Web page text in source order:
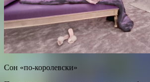
Сон «по-королевски»